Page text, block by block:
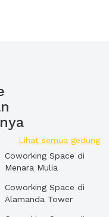
Lihat semua gedung
Coworking Space di
Menara Mulia
Coworking Space di
Alamanda Tower